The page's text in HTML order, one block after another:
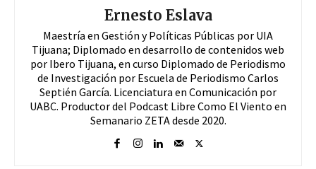
Ernesto Eslava
Maestría en Gestión y Políticas Públicas por UIA
Tijuana; Diplomado en desarrollo de contenidos web
por Ibero Tijuana, en curso Diplomado de Periodismo
de Investigación por Escuela de Periodismo Carlos
Septién García. Licenciatura en Comunicación por
UABC. Productor del Podcast Libre Como El Viento en
Semanario ZETA desde 2020.